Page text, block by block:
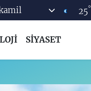
25°
SİYASET